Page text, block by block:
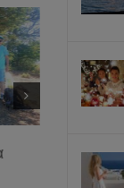
Ψάρεμα στα Ήλια